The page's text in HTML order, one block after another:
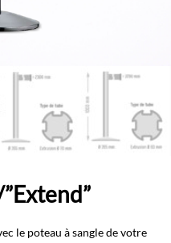
le poteau à sangle de votre